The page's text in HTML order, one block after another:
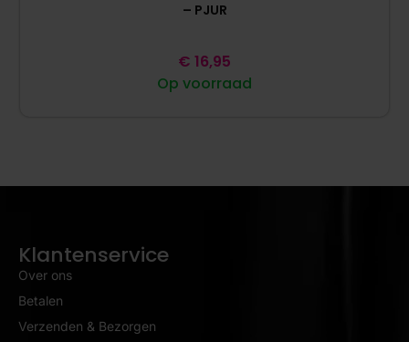
– PJUR
Op voorraad
€ 16,95
Klantenservice
Over ons
Betalen
Verzenden & Bezorgen